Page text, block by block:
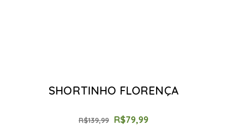
SHORTINHO FLORENÇA
R$139,99 R$79,99